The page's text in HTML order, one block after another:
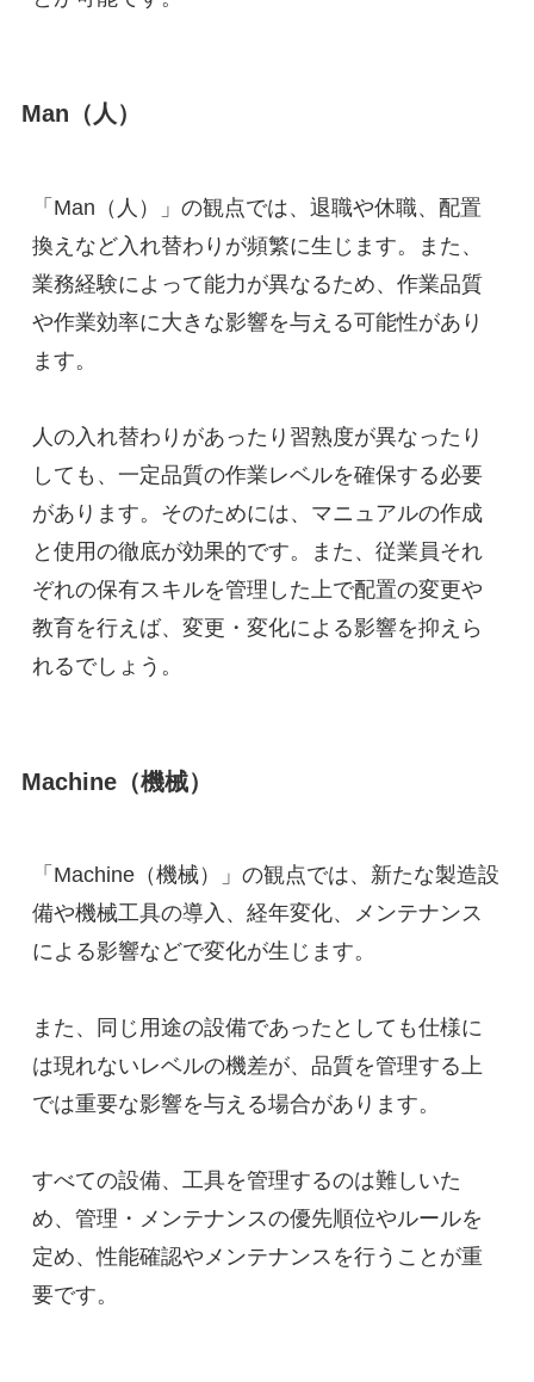
Man（人）
「Man（人）」の観点では、退職や休職、配置
換えなど入れ替わりが頻繁に生じます。また、
業務経験によって能力が異なるため、作業品質
や作業効率に大きな影響を与える可能性があり
ます。
人の入れ替わりがあったり習熟度が異なったり
しても、一定品質の作業レベルを確保する必要
があります。そのためには、マニュアルの作成
と使用の徹底が効果的です。また、従業員それ
ぞれの保有スキルを管理した上で配置の変更や
教育を行えば、変更・変化による影響を抑えら
れるでしょう。
Machine（機械）
「Machine（機械）」の観点では、新たな製造設
備や機械工具の導入、経年変化、メンテナンス
による影響などで変化が生じます。
また、同じ用途の設備であったとしても仕様に
は現れないレベルの機差が、品質を管理する上
では重要な影響を与える場合があります。
すべての設備、工具を管理するのは難しいた
め、管理・メンテナンスの優先順位やルールを
定め、性能確認やメンテナンスを行うことが重
要です。